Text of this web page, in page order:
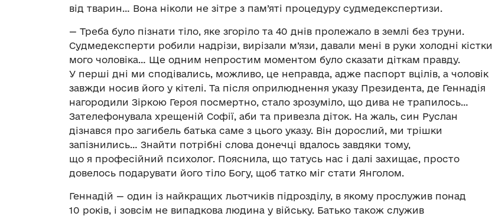
від тварин… Вона ніколи не зітре з пам’яті процедуру судмедекспертизи.
— Треба було пізнати тіло, яке згоріло та 40 днів пролежало в землі без труни.
Судмедексперти робили надрізи, вирізали м’язи, давали мені в руки холодні кістки
мого чоловіка… Ще одним непростим моментом було сказати діткам правду.
У перші дні ми сподівались, можливо, це неправда, адже паспорт вцілів, а чоловік
завжди носив його у кітелі. Та після оприлюднення указу Президента, де Геннадія
нагородили Зіркою Героя посмертно, стало зрозуміло, що дива не трапилось…
Зателефонувала хрещеній Софії, аби та привезла діток. На жаль, син Руслан
дізнався про загибель батька саме з цього указу. Він дорослий, ми трішки
запізнились… Знайти потрібні слова донечці вдалось завдяки тому,
що я професійний психолог. Пояснила, що татусь нас і далі захищає, просто
довелось подарувати його тіло Богу, щоб татко міг стати Янголом.
Геннадій — один із найкращих льотчиків підрозділу, в якому прослужив понад
10 років, і зовсім не випадкова людина у війську. Батько також служив